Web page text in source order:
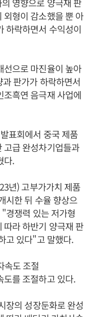
형이 감소했을 뿐 아
하락하면서 수익성이
선으로 마진율이 높아
판가가 하락하면서
흑연 음극재 사업에
표회에서 중국 제품
고급 완성차기업들과
다.
년) 고부가가치 제품
시한 뒤 수율 향상으
경쟁력 있는 저가형
라 하반기 양극재 판
고 있다"고 말했다.
속도 조절
도를 조절하고 있다.
장의 성장둔화로 완성